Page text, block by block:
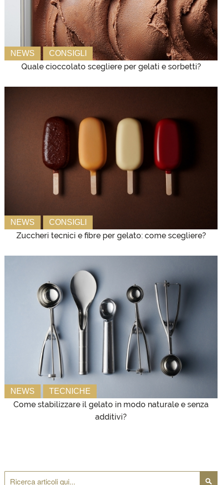
NEWS CONSIGLI
Quale cioccolato scegliere per gelati e sorbetti?
NEWS CONSIGLI
Zuccheri tecnici e fibre per gelato: come scegliere?
NEWS TECNICHE
Come stabilizzare il gelato in modo naturale e senza
additivi?
Cerca